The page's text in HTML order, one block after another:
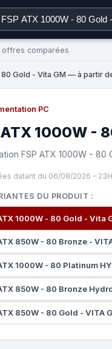
offres comparées
80 Gold - Vita GM — à partir
PC
ATX 1000W -
FSP ATX 1000W - 80
datant du 06/08/2026 – 23H
DU PRODUIT :
1000W - 80 Gold - Vita
850W - 80 Bronze -
1000W - 80 Platinum
850W - 80 Bronze
850W - 80 Gold - VITA